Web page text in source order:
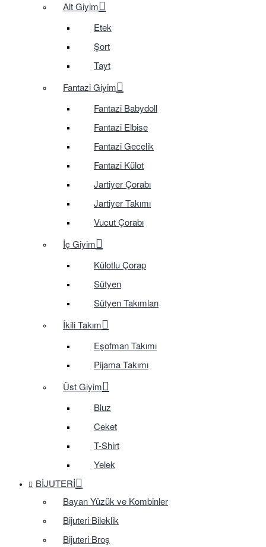
Alt Giyim
Etek
Şort
Tayt
Fantazi Giyim
Fantazi Babydoll
Fantazi Elbise
Fantazi Gecelik
Fantazi Külot
Jartiyer Çorabı
Jartiyer Takımı
Vucut Çorabı
İç Giyim
Külotlu Çorap
Sütyen
Sütyen Takımları
İkili Takım
Eşofman Takımı
Pijama Takımı
Üst Giyim
Bluz
Ceket
T-Shirt
Yelek
BIJUTERI
Bayan Yüzük ve Kombinler
Bijuteri Bileklik
Bijuteri Broş